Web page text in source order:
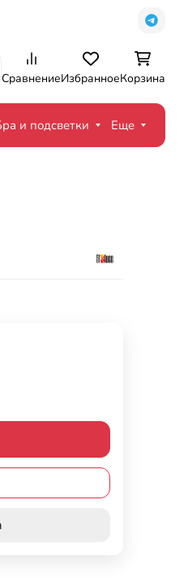
СравнениеИзбранноеКорзина
и подсветки Еще